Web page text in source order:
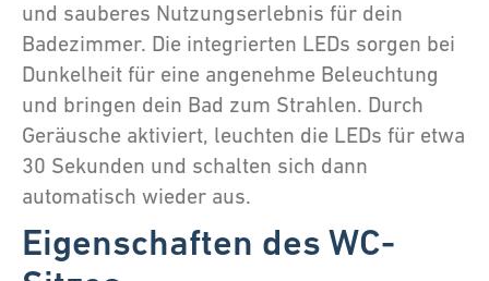
und sauberes Nutzungserlebnis für dein
Badezimmer. Die integrierten LEDs sorgen bei
Dunkelheit für eine angenehme Beleuchtung
und bringen dein Bad zum Strahlen. Durch
Geräusche aktiviert, leuchten die LEDs für etwa
30 Sekunden und schalten sich dann
automatisch wieder aus.
Eigenschaften des WC-